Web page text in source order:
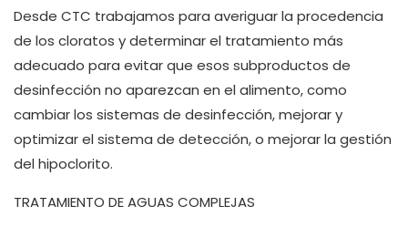
Desde CTC trabajamos para averiguar la procedencia
de los cloratos y determinar el tratamiento más
adecuado para evitar que esos subproductos de
desinfección no aparezcan en el alimento, como
cambiar los sistemas de desinfección, mejorar y
optimizar el sistema de detección, o mejorar la gestión
del hipoclorito.
TRATAMIENTO DE AGUAS COMPLEJAS